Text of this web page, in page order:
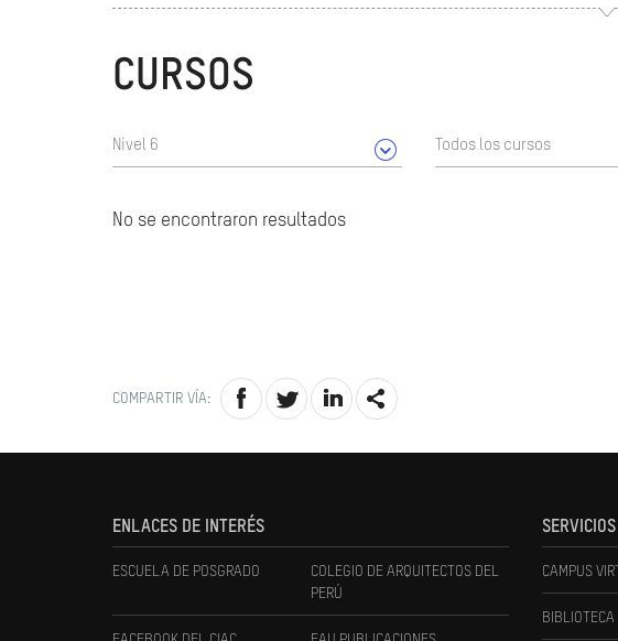
CURSOS
Nivel 6 Todos los cursos
No se encontraron resultados
COMPARTIR VÍA:
ENLACES DE INTERÉS
ESCUELA DE POSGRADO
COLEGIO DE ARQUITECTOS DEL
PERÚ
CAMPUS
BIBLIOTECA